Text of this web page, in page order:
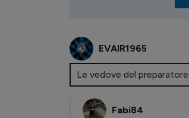
EVAIR1965
Le vedove del
Fabi84